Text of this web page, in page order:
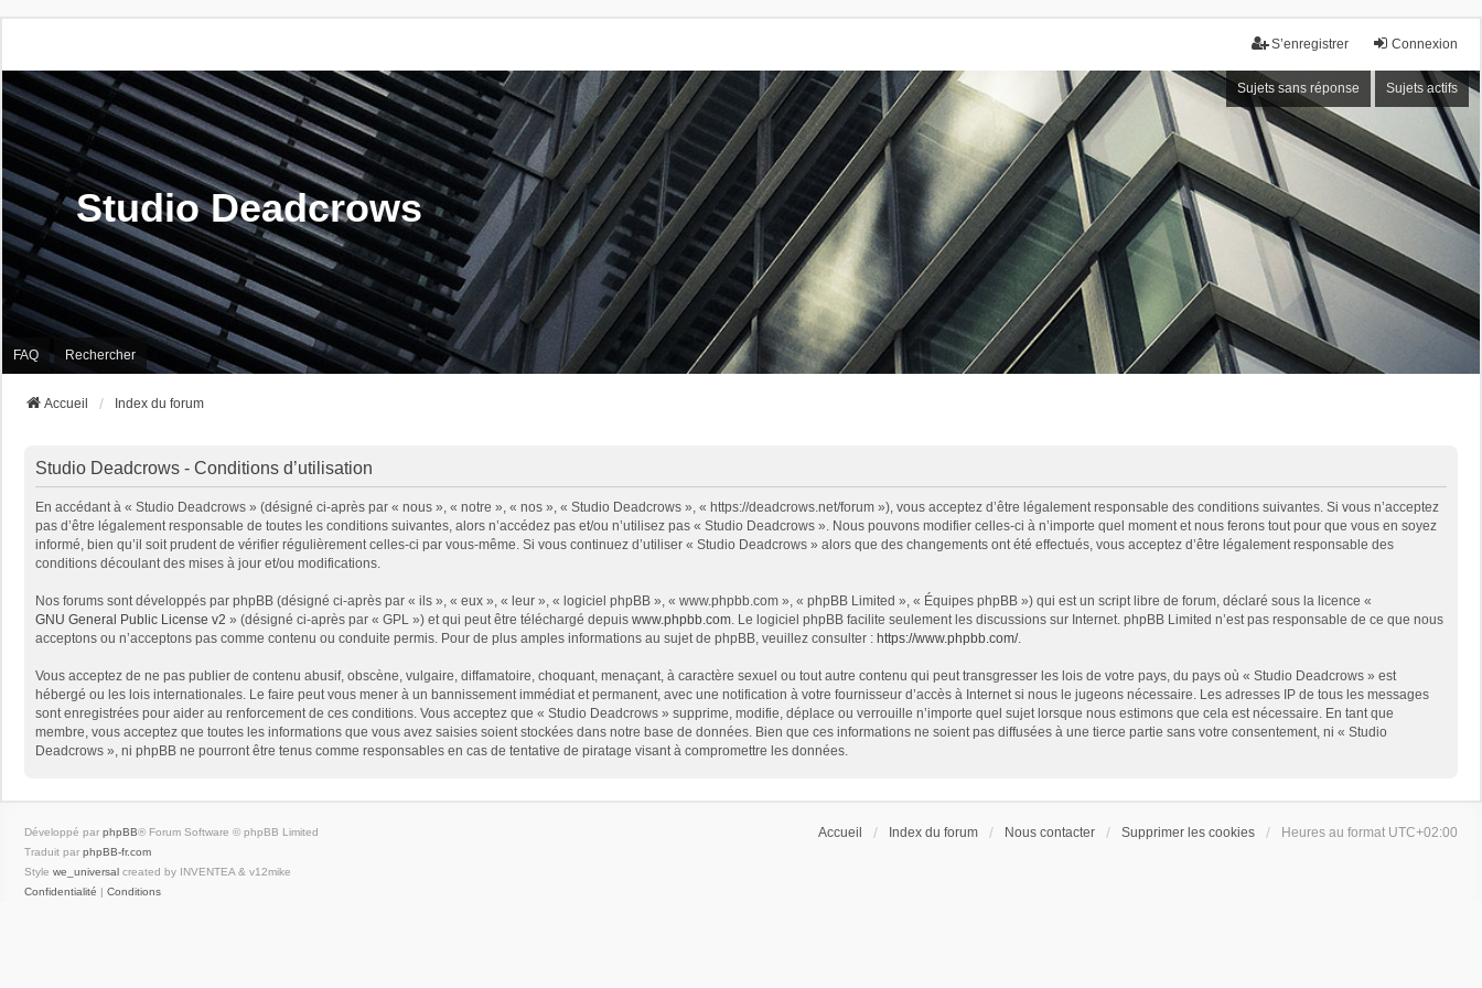
Connexion
S’enregistrer
Sujets sans réponse Sujets actifs
Studio Deadcrows
FAQ Rechercher
Accueil Index du forum
Studio Deadcrows - Conditions d’utilisation
En accédant à « Studio Deadcrows » (désigné ci-après par « nous », « notre », « nos », « Studio Deadcrows », « https://deadcrows.net/forum »), vous acceptez d’être légalement responsable des conditions suivantes. Si vous n’acceptez
pas d’être légalement responsable de toutes les conditions suivantes, alors n’accédez pas et/ou n’utilisez pas « Studio Deadcrows ». Nous pouvons modifier celles-ci à n’importe quel moment et nous ferons tout pour que vous en soyez
informé, bien qu’il soit prudent de vérifier régulièrement celles-ci par vous-même. Si vous continuez d’utiliser « Studio Deadcrows » alors que des changements ont été effectués, vous acceptez d’être légalement responsable des
conditions découlant des mises à jour et/ou modifications.
Nos forums sont développés par phpBB (désigné ci-après par « ils », « eux », « leur », « logiciel phpBB », « www.phpbb.com », « phpBB Limited », « Équipes phpBB ») qui est un script libre de forum, déclaré sous la licence «
GNU General Public License v2 » (désigné ci-après par « GPL ») et qui peut être téléchargé depuis www.phpbb.com. Le logiciel phpBB facilite seulement les discussions sur Internet. phpBB Limited n’est pas responsable de ce que nous
acceptons ou n’acceptons pas comme contenu ou conduite permis. Pour de plus amples informations au sujet de phpBB, veuillez consulter : https://www.phpbb.com/.
Vous acceptez de ne pas publier de contenu abusif, obscène, vulgaire, diffamatoire, choquant, menaçant, à caractère sexuel ou tout autre contenu qui peut transgresser les lois de votre pays, du pays où « Studio Deadcrows » est
hébergé ou les lois internationales. Le faire peut vous mener à un bannissement immédiat et permanent, avec une notification à votre fournisseur d’accès à Internet si nous le jugeons nécessaire. Les adresses IP de tous les messages
sont enregistrées pour aider au renforcement de ces conditions. Vous acceptez que « Studio Deadcrows » supprime, modifie, déplace ou verrouille n’importe quel sujet lorsque nous estimons que cela est nécessaire. En tant que
membre, vous acceptez que toutes les informations que vous avez saisies soient stockées dans notre base de données. Bien que ces informations ne soient pas diffusées à une tierce partie sans votre consentement, ni « Studio
Deadcrows », ni phpBB ne pourront être tenus comme responsables en cas de tentative de piratage visant à compromettre les données.
Accueil Index du forum Nous contacter Supprimer les cookies Heures au format UTC+02:00
Développé par phpBB® Forum Software © phpBB Limited
Traduit par phpBB-fr.com
Style we_universal created by INVENTEA & v12mike
Confidentialité | Conditions